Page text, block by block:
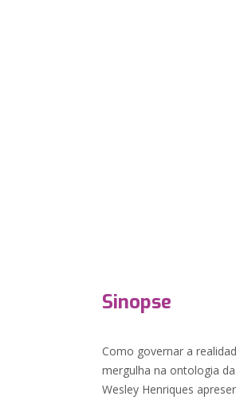
Sinopse
Como governar a
mergulha na ontologia
Wesley Henriques